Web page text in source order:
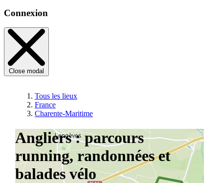
Connexion
Close modal
Tous les lieux
France
Charente-Maritime
Angliers : parcours
running, randonnées et
balades vélo